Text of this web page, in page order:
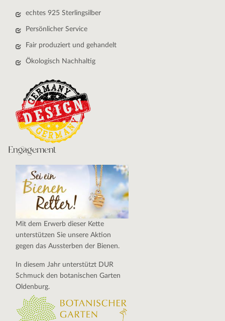
echtes 925 Sterlingsilber
Persönlicher Service
Fair produziert und gehandelt
Ökologisch Nachhaltig
Engagement
Mit dem Erwerb dieser Kette
unterstützen Sie unsere Aktion
gegen das Aussterben der Bienen.
In diesem Jahr unterstützt DUR
Schmuck den botanischen Garten
Oldenburg.